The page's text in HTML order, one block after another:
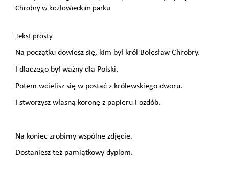
Chrobry w kozłowieckim parku
Tekst prosty
Na początku dowiesz się, kim był król Bolesław Chrobry.
I dlaczego był ważny dla Polski.
Potem wcielisz się w postać z królewskiego dworu.
I stworzysz własną koronę z papieru i ozdób.
Na koniec zrobimy wspólne zdjęcie.
Dostaniesz też pamiątkowy dyplom.